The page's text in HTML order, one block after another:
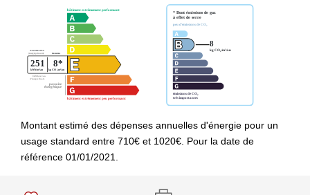
Montant estimé des dépenses annuelles d'énergie pour un
usage standard entre 710€ et 1020€. Pour la date de
référence 01/01/2021.